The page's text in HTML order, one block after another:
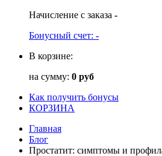
Начисление с заказа -
Бонусный счет: -
В корзине:
на сумму: 0 руб
Как получить бонусы
КОРЗИНА
Главная
Блог
Простатит: симптомы и